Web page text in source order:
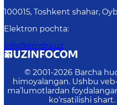
100015, Toshkent shahar,
Elektron pochta:
info@emdra.uz
© 2001-2026 Barcha
himoyalangan. Ushbu
ma’lumotlardan
ko‘rsatilishi shart.